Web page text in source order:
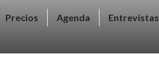
Precios Agenda Entrevistas